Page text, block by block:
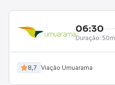
06:30
Duração: 50m
8,7 Viação Umuarama